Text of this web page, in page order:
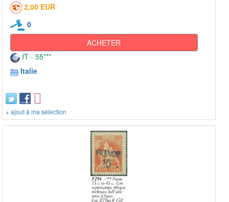
2,00 EUR
0
ACHETER
IT - 55***
Italie
+ ajout à ma sélection